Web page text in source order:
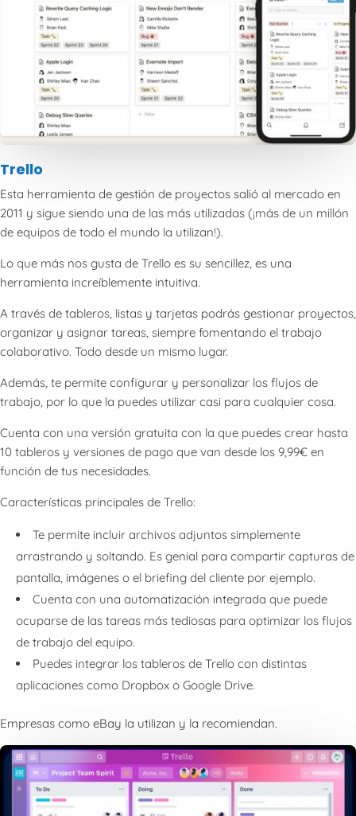
Trello
Esta herramienta de gestión de proyectos salió al mercado en
2011 y sigue siendo una de las más utilizadas (¡más de un millón
de equipos de todo el mundo la utilizan!).
Lo que más nos gusta de Trello es su sencillez, es una
herramienta increíblemente intuitiva.
A través de tableros, listas y tarjetas podrás gestionar proyectos,
organizar y asignar tareas, siempre fomentando el trabajo
colaborativo. Todo desde un mismo lugar.
Además, te permite configurar y personalizar los flujos de
trabajo, por lo que la puedes utilizar casi para cualquier cosa.
Cuenta con una versión gratuita con la que puedes crear hasta
10 tableros y versiones de pago que van desde los 9,99€ en
función de tus necesidades.
Características principales de Trello:
Te permite incluir archivos adjuntos simplemente
arrastrando y soltando. Es genial para compartir capturas de
pantalla, imágenes o el briefing del cliente por ejemplo.
Cuenta con una automatización integrada que puede
ocuparse de las tareas más tediosas para optimizar los flujos
de trabajo del equipo.
Puedes integrar los tableros de Trello con distintas
aplicaciones como Dropbox o Google Drive.
Empresas como eBay la utilizan y la recomiendan.